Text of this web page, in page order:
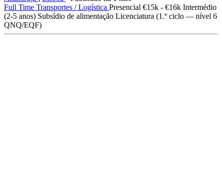
Full Time Transportes / Logística Presencial €15k - €16k Intermédio
(2-5 anos) Subsídio de alimentação Licenciatura (1.º ciclo — nível 6
QNQ/EQF)